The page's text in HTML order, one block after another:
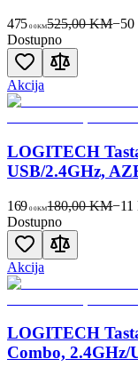
475 00KM525,00 KM−50
Dostupno
Akcija
LOGITECH
USB/2.4GHz,
169 00KM180,00 KM−11
Dostupno
Akcija
LOGITECH
Combo,